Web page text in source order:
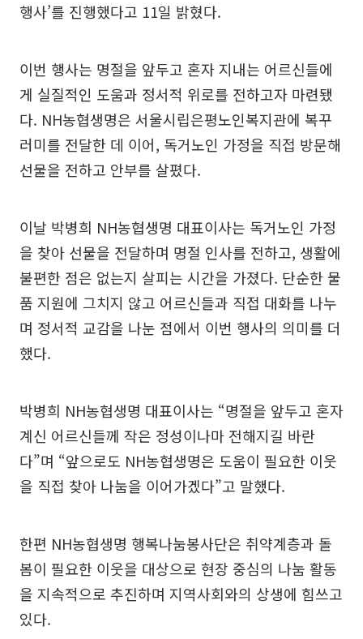
행사’를 진행했다고 11일 밝혔다.
이번 행사는 명절을 앞두고 혼자 지내는 어르신들에
게 실질적인 도움과 정서적 위로를 전하고자 마련됐
다. NH농협생명은 서울시립은평노인복지관에 복꾸
러미를 전달한 데 이어, 독거노인 가정을 직접 방문해
선물을 전하고 안부를 살폈다.
이날 박병희 NH농협생명 대표이사는 독거노인 가정
을 찾아 선물을 전달하며 명절 인사를 전하고, 생활에
불편한 점은 없는지 살피는 시간을 가졌다. 단순한 물
품 지원에 그치지 않고 어르신들과 직접 대화를 나누
며 정서적 교감을 나눈 점에서 이번 행사의 의미를 더
했다.
박병희 NH농협생명 대표이사는 “명절을 앞두고 혼자
계신 어르신들께 작은 정성이나마 전해지길 바란
다”며 “앞으로도 NH농협생명은 도움이 필요한 이웃
을 직접 찾아 나눔을 이어가겠다”고 말했다.
한편 NH농협생명 행복나눔봉사단은 취약계층과 돌
봄이 필요한 이웃을 대상으로 현장 중심의 나눔 활동
을 지속적으로 추진하며 지역사회와의 상생에 힘쓰고
있다.